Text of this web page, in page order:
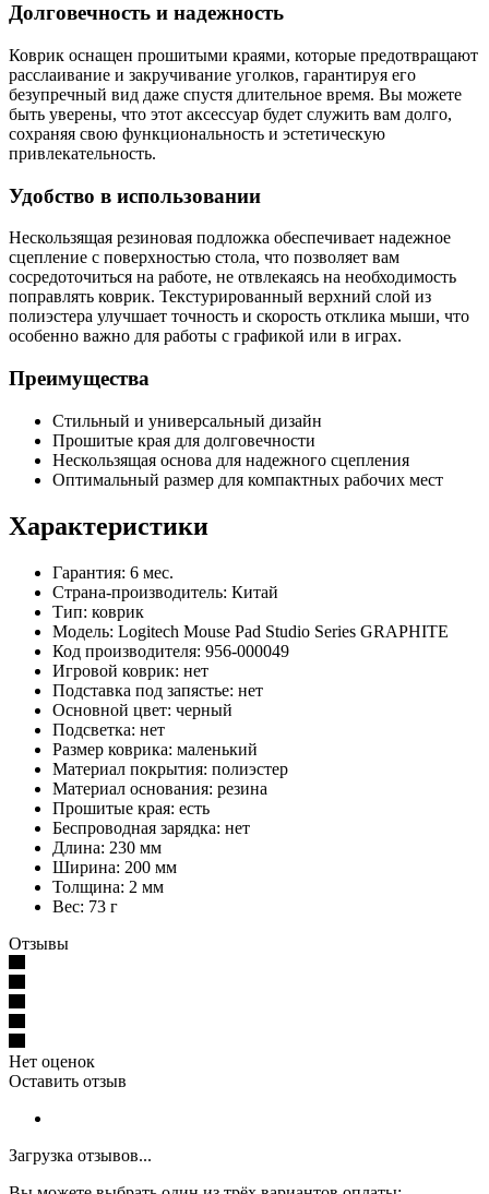
Долговечность и надежность
Коврик оснащен прошитыми краями, которые предотвращают
расслаивание и закручивание уголков, гарантируя его
безупречный вид даже спустя длительное время. Вы можете
быть уверены, что этот аксессуар будет служить вам долго,
сохраняя свою функциональность и эстетическую
привлекательность.
Удобство в использовании
Нескользящая резиновая подложка обеспечивает надежное
сцепление с поверхностью стола, что позволяет вам
сосредоточиться на работе, не отвлекаясь на необходимость
поправлять коврик. Текстурированный верхний слой из
полиэстера улучшает точность и скорость отклика мыши, что
особенно важно для работы с графикой или в играх.
Преимущества
Стильный и универсальный дизайн
Прошитые края для долговечности
Нескользящая основа для надежного сцепления
Оптимальный размер для компактных рабочих мест
Характеристики
Гарантия: 6 мес.
Страна-производитель: Китай
Тип: коврик
Модель: Logitech Mouse Pad Studio Series GRAPHITE
Код производителя: 956-000049
Игровой коврик: нет
Подставка под запястье: нет
Основной цвет: черный
Подсветка: нет
Размер коврика: маленький
Материал покрытия: полиэстер
Материал основания: резина
Прошитые края: есть
Беспроводная зарядка: нет
Длина: 230 мм
Ширина: 200 мм
Толщина: 2 мм
Вес: 73 г
Отзывы
Нет оценок
Оставить отзыв
Загрузка отзывов...